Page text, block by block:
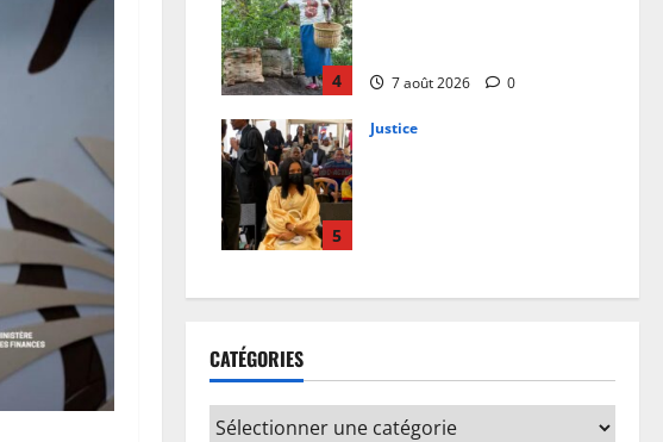
4 7 août 2026 0
5
Justice
CATÉGORIES